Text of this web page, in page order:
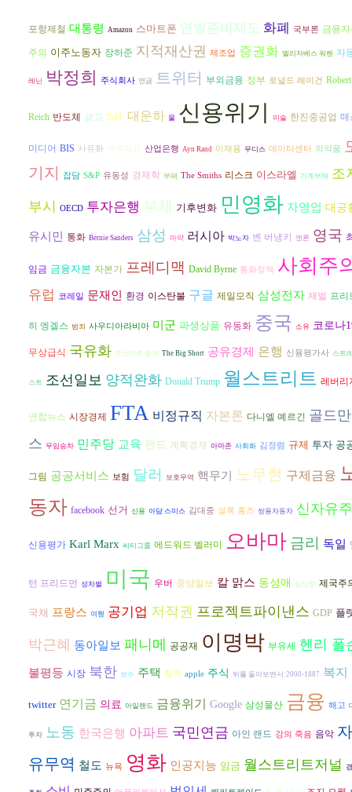
포항제철 대통령 Amazon 스마트폰 연방준비제도 화폐 국부론 금융
주의 이주노동자 장하준 지적재산권 제조업 증권화 엘리자베스 워렌 자
레닌 박정희 주식회사 연금 트위터 부외금융 정부 로널드 레이건 Robert
Reich 반도체 광고 IMF 대운하 물 신용위기 미술 한진중공업 매
미디어 BIS 사유화 재무제표 산업은행 Ayn Rand 이재용 무디스 데이터센터 의약품
기지
잡담 S&P 유동성 경제학 부패 The Smiths 리스크 이스라엘 가계부채 조
부시 OECD 투자은행 부채 기후변화 민영화 자영업 대공
유시민 통화 Bernie Sanders 삼성 마약 러시아 박노자 벤 버냉키 엔론 영국
임금 금융자본 자본가 프레디맥 David Byrne 통화정책 사회주
유럽 코레일 문재인 환경 이스탄불 구글 제일모직 삼성전자 재벌 프리
히 엥겔스 범죄 사우디아라비아 미군 파생상품 유동화 중국 소유 코로나
무상급식 국유화 오스카르 랑게 The Big Short 공유경제 은행 신용평가사 스트
스트 조선일보 양적완화 Donald Trump 월스트리트 레버리
연합뉴스 시장경제 FTA 비정규직 자본론 다니엘 예르긴 골드
스 무임승차 민주당 교육 펀드 계획경제 아마존 사회화 김정렴 규제 투자 공
그림 공공서비스 보험 달러 보호무역 핵무기 노무현 구제금융
동자 facebook 선거 신용 아담 스미스 김대중 셜록 홈즈 쌍용자동차 신자유
신용평가 Karl Marx 씨티그룹 에드워드 벨러미 오바마 금리 독일
턴 프리드먼 성차별 미국 우버 중앙일보 칼 맑스 동성애 심상정 제국주
국채 프랑스 여행 공기업 저작권 프로젝트파이낸스 GDP 플
박근혜 동아일보 패니메 공공재 이명박 부유세 헨리 폴
불평등 시장 북한 보수 주택 창작 apple 주식 뒤를 돌아보면서:2000-1887 복지
twitter 연기금 의료 아일랜드 금융위기 Google 삼성물산 금융 해고
투자 노동 한국은행 아파트 국민연금 아인 랜드 강의 죽음 음악 자
유무역 철도 뉴욕 영화 인공지능 임금 월스트리트저널